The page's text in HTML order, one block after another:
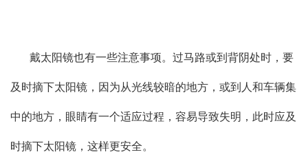
戴太阳镜也有一些注意事项。过马路或到背阴处时，要
及时摘下太阳镜，因为从光线较暗的地方，或到人和车辆集
中的地方，眼睛有一个适应过程，容易导致失明，此时应及
时摘下太阳镜，这样更安全。